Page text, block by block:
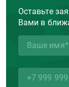
Оставьте
Вами в